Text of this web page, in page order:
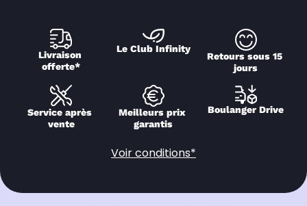
Livraison
offerte*
Le Club Infinity
Retours sous 15
jours
Service après
vente
Meilleurs prix
garantis
Boulanger Drive
Voir conditions*